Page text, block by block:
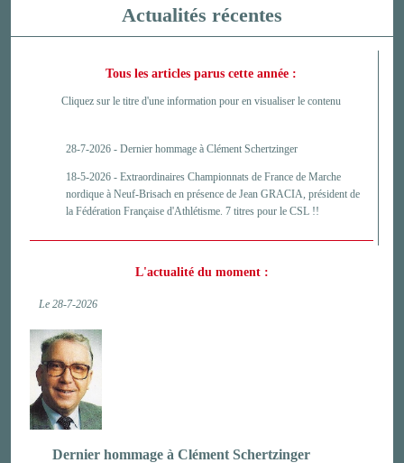
Actualités récentes
Tous les articles parus cette année :
Cliquez sur le titre d'une information pour en visualiser le contenu
28-7-2026 - Dernier hommage à Clément Schertzinger
18-5-2026 - Extraordinaires Championnats de France de Marche
nordique à Neuf-Brisach en présence de Jean GRACIA, président de
la Fédération Française d'Athlétisme. 7 titres pour le CSL !!
L'actualité du moment :
Le 28-7-2026
Dernier hommage à Clément Schertzinger